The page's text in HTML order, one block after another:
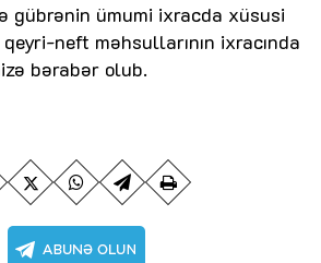
gübrənin ümumi ixracda xüsusi
neft məhsullarının ixracında
bərabər olub.